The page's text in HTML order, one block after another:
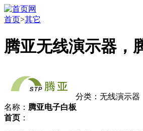
首页>其它
腾亚无线演示器，
分类：无线演示器
名称： 腾亚电子白板
首页 ：